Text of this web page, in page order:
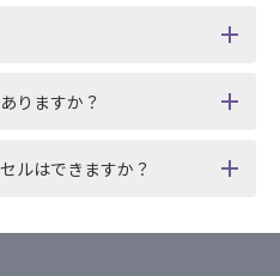
りますか？
ルはできますか？